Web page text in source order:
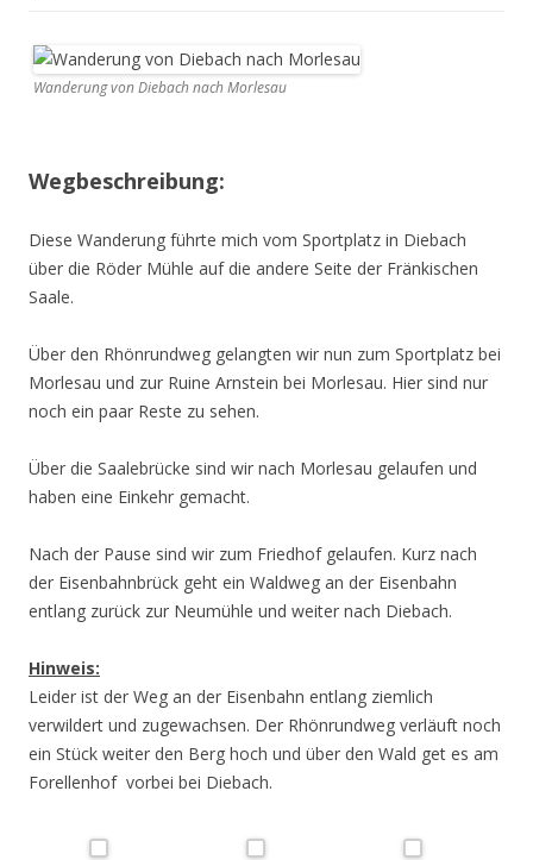
Wanderung von Diebach nach Morlesau
Wegbeschreibung:
Diese Wanderung führte mich vom Sportplatz in Diebach
über die Röder Mühle auf die andere Seite der Fränkischen
Saale.
Über den Rhönrundweg gelangten wir nun zum Sportplatz bei
Morlesau und zur Ruine Arnstein bei Morlesau. Hier sind nur
noch ein paar Reste zu sehen.
Über die Saalebrücke sind wir nach Morlesau gelaufen und
haben eine Einkehr gemacht.
Nach der Pause sind wir zum Friedhof gelaufen. Kurz nach
der Eisenbahnbrück geht ein Waldweg an der Eisenbahn
entlang zurück zur Neumühle und weiter nach Diebach.
Hinweis:
Leider ist der Weg an der Eisenbahn entlang ziemlich
verwildert und zugewachsen. Der Rhönrundweg verläuft noch
ein Stück weiter den Berg hoch und über den Wald get es am
Forellenhof vorbei bei Diebach.